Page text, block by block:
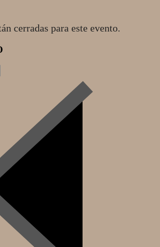
cerradas para este evento.